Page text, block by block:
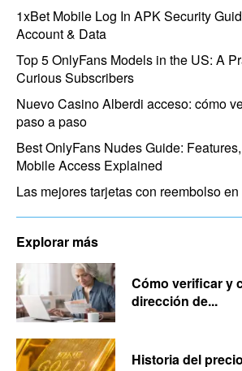
1xBet Mobile Log In APK Security
Account & Data
Top 5 OnlyFans Models in the US: A
Curious Subscribers
Nuevo Casino Alberdi acceso: cómo
paso a paso
Best OnlyFans Nudes Guide:
Mobile Access Explained
Las mejores tarjetas con reembolso
Explorar más
Cómo verificar y
dirección de...
Historia del